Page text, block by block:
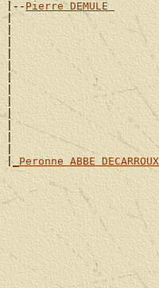
|-- Pierre DEMULE
|
|
|
|
|
|
|
|
|
|
|_Peronne ABBE